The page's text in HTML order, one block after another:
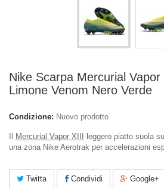
Nike Scarpa Mercurial
Limone Venom Nero Verde
Condizione: Nuovo prodotto
Mercurial Vapor XIII
leggero piatto suola
una zona Nike Aerotrak per accelerazioni
Twitta Condividi Google+